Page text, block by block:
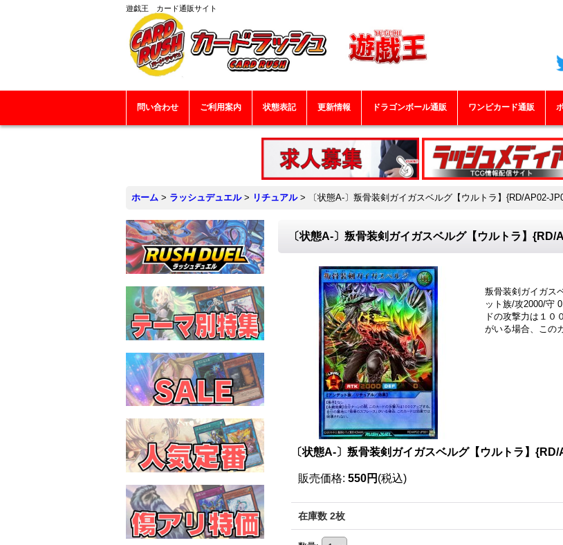
遊戯王 カード通販サイト
問い合わせ ご利用案内 状態表記 更新情報 ドラゴンボール通販 ワンピカード通販
ホーム > ラッシュデュエル > リチュアル > 〔状態A-〕叛骨装剣ガイガスベルグ【ウルトラ】{RD/AP02-
〔状態A-〕叛骨装剣ガイガスベルグ【ウルトラ】{RD/
叛骨装剣ガイガス
ット族/攻2000/守
ドの攻撃力は１０
がいる場合、この
〔状態A-〕叛骨装剣ガイガスベルグ【ウルトラ】
販売価格: 550円 (税込)
在庫数 2枚